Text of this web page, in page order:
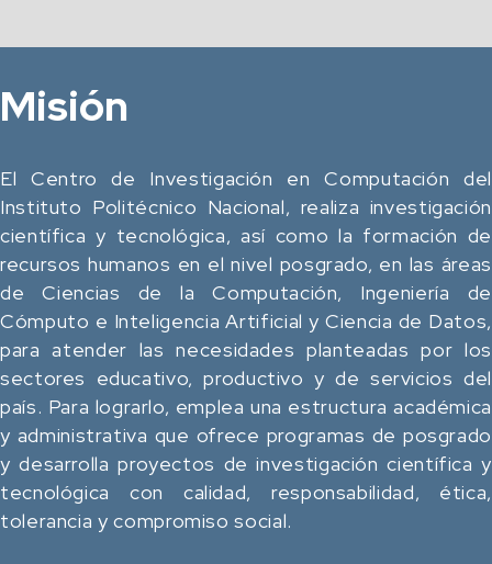
Misión
El Centro de Investigación en Computación del
Instituto Politécnico Nacional, realiza investigación
científica y tecnológica, así como la formación de
recursos humanos en el nivel posgrado, en las áreas
de Ciencias de la Computación, Ingeniería de
Cómputo e Inteligencia Artificial y Ciencia de Datos,
para atender las necesidades planteadas por los
sectores educativo, productivo y de servicios del
país. Para lograrlo, emplea una estructura académica
y administrativa que ofrece programas de posgrado
y desarrolla proyectos de investigación científica y
tecnológica con calidad, responsabilidad, ética,
tolerancia y compromiso social.